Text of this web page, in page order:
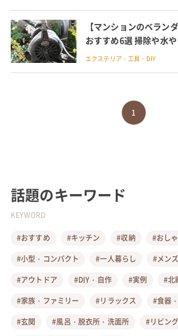
【マンションのベラン
おすすめ6選 掃除や水
エクステリア・工具・DIY
1
話題のキーワード
KEYWORD
#おすすめ #キッチン #収納
#おし
#小型・コンパクト
#一人暮らし
#メン
#アウトドア
#DIY・自作 #実例
#北
#家族・ファミリー
#リラックス
#食器
#玄関
#風呂・脱衣所・洗面所 #リビング